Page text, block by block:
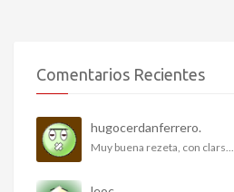
Comentarios Recientes
hugocerdanferrero.
Muy buena rezeta, con clars...